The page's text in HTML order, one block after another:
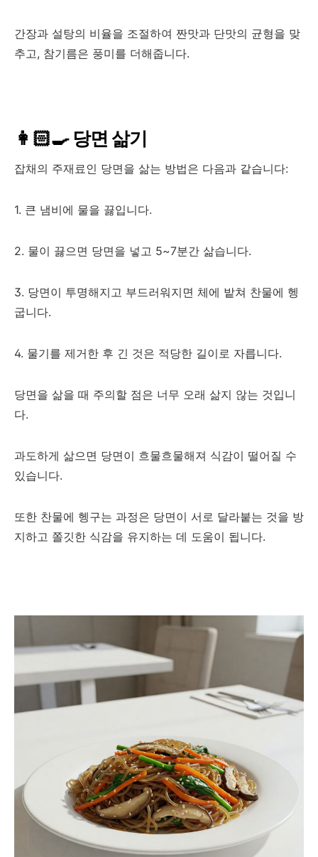
간장과 설탕의 비율을 조절하여 짠맛과 단맛의 균형을 맞
추고, 참기름은 풍미를 더해줍니다.
👩🏻‍🍳 당면 삶기
잡채의 주재료인 당면을 삶는 방법은 다음과 같습니다:
1. 큰 냄비에 물을 끓입니다.
2. 물이 끓으면 당면을 넣고 5~7분간 삶습니다.
3. 당면이 투명해지고 부드러워지면 체에 밭쳐 찬물에 헹
굽니다.
4. 물기를 제거한 후 긴 것은 적당한 길이로 자릅니다.
당면을 삶을 때 주의할 점은 너무 오래 삶지 않는 것입니
다.
과도하게 삶으면 당면이 흐물흐물해져 식감이 떨어질 수
있습니다.
또한 찬물에 헹구는 과정은 당면이 서로 달라붙는 것을 방
지하고 쫄깃한 식감을 유지하는 데 도움이 됩니다.